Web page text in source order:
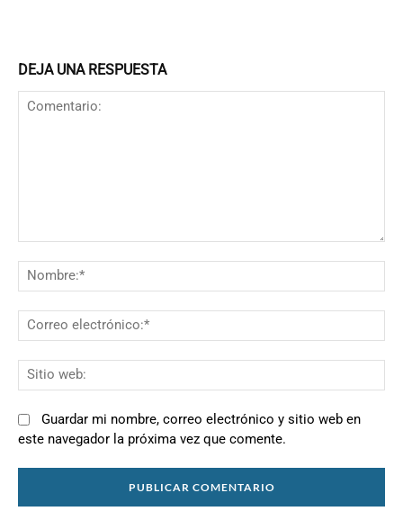
DEJA UNA RESPUESTA
Guardar mi nombre, correo electrónico y sitio web en
este navegador la próxima vez que comente.